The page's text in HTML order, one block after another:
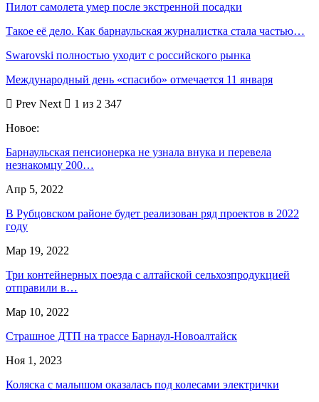
Пилот самолета умер после экстренной посадки
Такое её дело. Как барнаульская журналистка стала частью…
Swarovski полностью уходит с российского рынка
Международный день «спасибо» отмечается 11 января
Prev Next
1 из 2 347
Новое:
Барнаульская пенсионерка не узнала внука и перевела
незнакомцу 200…
Апр 5, 2022
В Рубцовском районе будет реализован ряд проектов в 2022
году
Мар 19, 2022
Три контейнерных поезда с алтайской сельхозпродукцией
отправили в…
Мар 10, 2022
Страшное ДТП на трассе Барнаул-Новоалтайск
Ноя 1, 2023
Коляска с малышом оказалась под колесами электрички